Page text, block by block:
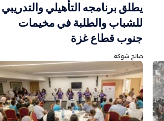
يطلق برنامجه التأهيلي والتدريبي
للشباب والطلبة في مخيمات
جنوب قطاع غزة
صالح شوكة